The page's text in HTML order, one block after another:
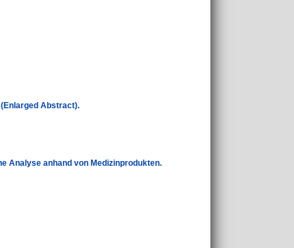
Abstract).
Analyse anhand von Medizinprodukten.